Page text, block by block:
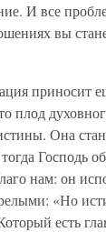
И все
вы
приносит
плод
Она
Господь
нам: он
«Но
есть